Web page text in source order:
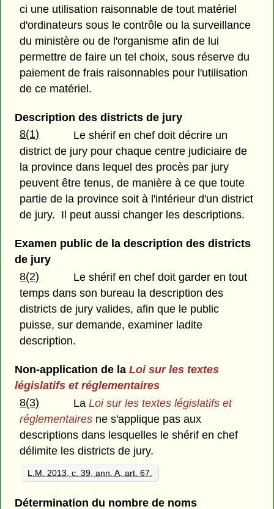
ci une utilisation raisonnable de tout matériel
d'ordinateurs sous le contrôle ou la surveillance
du ministère ou de l'organisme afin de lui
permettre de faire un tel choix, sous réserve du
paiement de frais raisonnables pour l'utilisation
de ce matériel.
Description des districts de jury
8(1)
Le shérif en chef doit décrire un
district de jury pour chaque centre judiciaire de
la province dans lequel des procès par jury
peuvent être tenus, de manière à ce que toute
partie de la province soit à l'intérieur d'un district
de jury. Il peut aussi changer les descriptions.
Examen public de la description des districts
de jury
8(2)
Le shérif en chef doit garder en tout
temps dans son bureau la description des
districts de jury valides, afin que le public
puisse, sur demande, examiner ladite
description.
Non-application de la Loi sur les textes
législatifs et réglementaires
8(3)
La Loi sur les textes législatifs et
réglementaires ne s'applique pas aux
descriptions dans lesquelles le shérif en chef
délimite les districts de jury.
L.M. 2013, c. 39, ann. A, art. 67.
Détermination du nombre de noms